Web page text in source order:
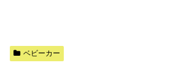
ベビーカー